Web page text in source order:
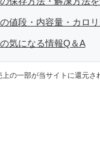
値段・内容量・カロ
気になる情報Q＆A
の一部が当サイトに還元さ